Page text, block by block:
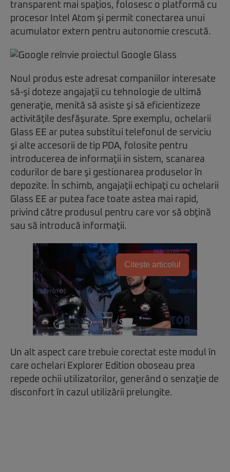
transparent mai spaţios, folosesc o platformă cu
procesor Intel Atom şi permit conectarea unui
acumulator extern pentru autonomie crescută.
Noul produs este adresat companiilor interesate
să-şi doteze angajaţii cu tehnologie de ultimă
generaţie, menită să asiste şi să eficientizeze
activităţile desfăşurate. Spre exemplu, ochelarii
Glass EE ar putea substitui telefonul de serviciu
şi alte accesorii de tip PDA, folosite pentru
introducerea de informaţii in sistem, scanarea
codurilor de bare şi gestionarea produselor în
depozite. În schimb, angajaţii echipaţi cu ochelarii
Glass EE ar putea face toate astea mai rapid,
privind către produsul pentru care vor să obţină
sau să introducă informaţii.
Citește articolul
Un alt aspect care trebuie corectat este modul în
care ochelari Explorer Edition oboseau prea
repede ochii utilizatorilor, generând o senzaţie de
disconfort în cazul utilizării prelungite.